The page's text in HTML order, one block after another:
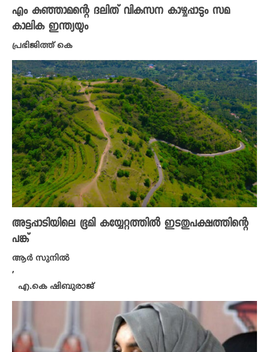
എം കുഞ്ഞാമന്റെ ദലിത് വികസന കാഴ്ചപ്പാടും സമ
കാലിക ഇന്ത്യയും
പ്രഭിജിത്ത് കെ
അട്ടപ്പാടിയിലെ ഭൂമി കയ്യേറ്റത്തിൽ ഇടതുപക്ഷത്തിന്റെ
പങ്ക്
ആർ സുനിൽ
,
എ.കെ ഷിബുരാജ്